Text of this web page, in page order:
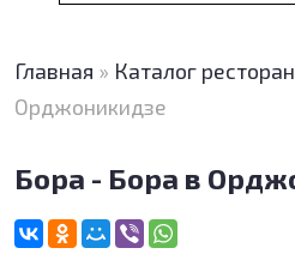
Главная » Каталог
Орджоникидзе
Бора - Бора в